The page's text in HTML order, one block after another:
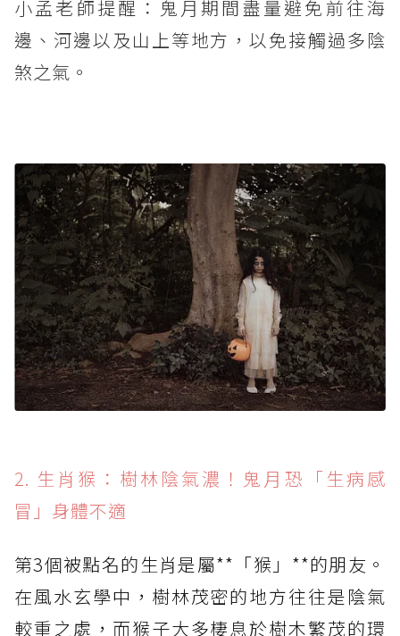
小孟老師提醒：鬼月期間盡量避免前往海
邊、河邊以及山上等地方，以免接觸過多陰
煞之氣。
2. 生肖猴：樹林陰氣濃！鬼月恐「生病感
冒」身體不適
第3個被點名的生肖是屬**「猴」**的朋友。
在風水玄學中，樹林茂密的地方往往是陰氣
較重之處，而猴子大多棲息於樹木繁茂的環